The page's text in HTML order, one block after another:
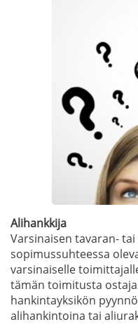
Alihankkija
Varsinaisen tavaran-
sopimussuhteessa
varsinaiselle
tämän toimitusta
hankintayksikön
alihankintoina tai